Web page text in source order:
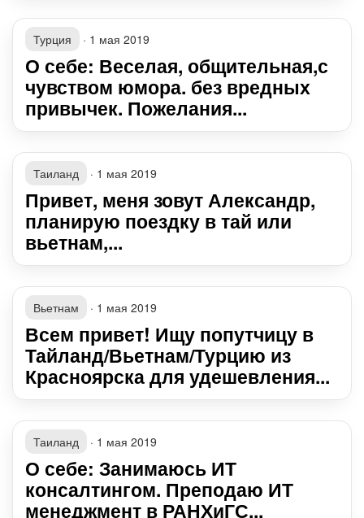
Турция · 1 мая 2019
О себе: Веселая, общительная,с
чувством юмора. без вредных
привычек. Пожелания...
Таиланд · 1 мая 2019
Привет, меня зовут Александр,
планирую поездку в тай или
вьетнам,...
Вьетнам · 1 мая 2019
Всем привет! Ищу попутчицу в
Тайланд/Вьетнам/Турцию из
Красноярска для удешевления...
Таиланд · 1 мая 2019
О себе: Занимаюсь ИТ
консалтингом. Преподаю ИТ
менеджмент в РАНХиГС...